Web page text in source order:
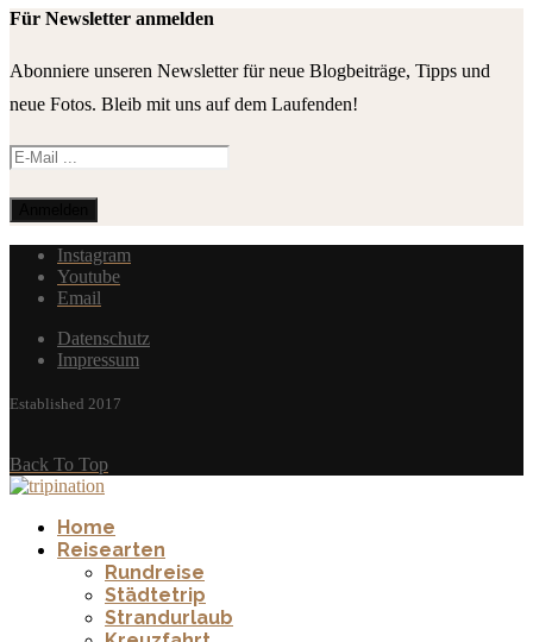
Für Newsletter anmelden
Abonniere unseren Newsletter für neue Blogbeiträge, Tipps und
neue Fotos. Bleib mit uns auf dem Laufenden!
Instagram
Youtube
Email
Datenschutz
Impressum
Established 2017
Back To Top
Home
Reisearten
Rundreise
Städtetrip
Strandurlaub